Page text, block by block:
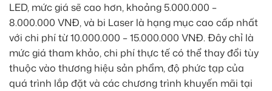
LED, mức giá sẽ cao hơn, khoảng 5.000.000 –
8.000.000 VNĐ, và bi Laser là hạng mục cao cấp nhất
với chi phí từ 10.000.000 – 15.000.000 VNĐ. Đây chỉ là
mức giá tham khảo, chi phí thực tế có thể thay đổi tùy
thuộc vào thương hiệu sản phẩm, độ phức tạp của
quá trình lắp đặt và các chương trình khuyến mãi tại